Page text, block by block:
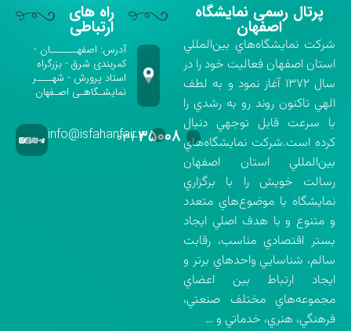
پرتال رسمی نمایشگاه
اصفهان
شركت نمايشگاه‌هاي بين‌المللي
استان اصفهان فعاليت خود را در
سال ۱۳۷۲ آغاز نمود و به لطف
الهي تاكنون روند رو به رشدي را
با سرعت قابل توجهي دنبال
كرده است.شركت نمايشگاه‌هاي
بين‌المللي استان اصفهان
رسالت خويش را با برگزاري
نمايشگاه با موضوع‌هاي متعدد
و متنوع و با هدف اصلي ايجاد
بستر اقتصادي مناسب، رقابت
سالم، شناسايي واحدهاي برتر و
ايجاد ارتباط بين اعضاي
مجموعه‌هاي مختلف صنعتي،
فرهنگي، هنري، خدماتي و …
راه های
ارتباطی
آدرس: اصفهـــــــان -
کمربندی شرق - بزرگراه
استاد پرورش - شهــــر
نمایشـگاهـی اصـفهان
۰۳۱-۳۵۰۰۸info@isfahanfair.ir